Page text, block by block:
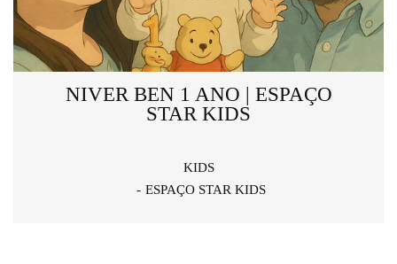
NIVER BEN 1 ANO | ESPAÇO
STAR KIDS
KIDS
ESPAÇO STAR KIDS